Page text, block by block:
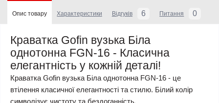
Опис товару Характеристики Відгуків 6 Питання 0
Краватка Gofin вузька Біла
однотонна FGN-16 - Класична
елегантність у кожній деталі!
Краватка Gofin вузька Біла однотонна FGN-16 - це
втілення класичної елегантності та стилю. Білий колір
символізує чистоту та бездоганність.